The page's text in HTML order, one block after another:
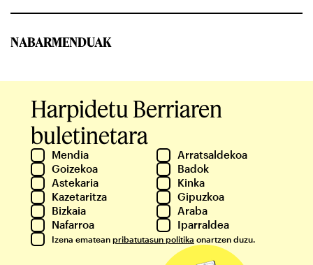
NABARMENDUAK
Harpidetu Berriaren
buletinetara
Mendia
Arratsaldekoa
Goizekoa
Badok
Astekaria
Kinka
Kazetaritza
Gipuzkoa
Bizkaia
Araba
Nafarroa
Iparraldea
Izena ematean pribatutasun politika onartzen duzu.